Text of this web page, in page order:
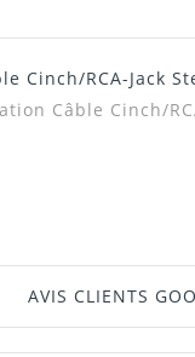
Cinch/RCA-Jack
Câble Cinch/
AVIS CLIENTS